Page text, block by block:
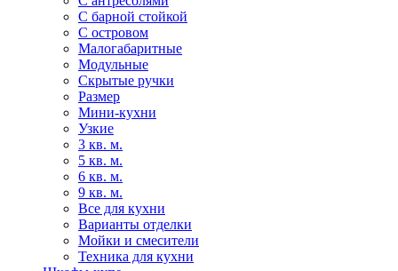
С барной стойкой
С островом
Малогабаритные
Модульные
Скрытые ручки
Размер
Мини-кухни
Узкие
3 кв. м.
5 кв. м.
6 кв. м.
9 кв. м.
Все для кухни
Варианты отделки
Мойки и смесители
Техника для кухни